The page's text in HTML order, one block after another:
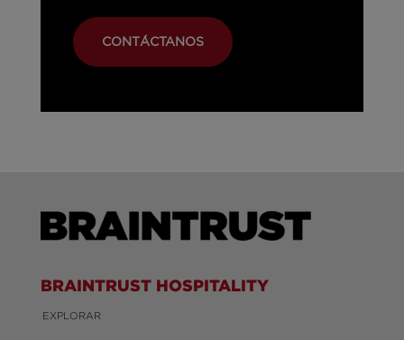
CONTÁCTANOS
BRAINTRUST HOSPITALITY
EXPLORAR